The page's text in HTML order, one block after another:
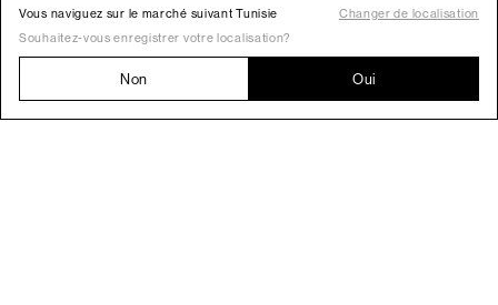
Vous naviguez sur le marché suivant Tunisie
Changer de localisation
Souhaitez-vous enregistrer votre localisation?
Non Oui